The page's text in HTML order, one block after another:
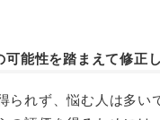
可能性を踏まえて修正
られず、悩む人は多い